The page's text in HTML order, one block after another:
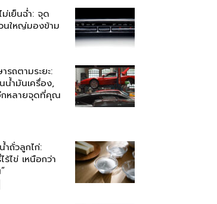
เย็นฉ่ำ: จุด
นใหญ่มองข้าม
รถตามระยะ:
น้ำมันเครื่อง,
กหลายจุดที่คุณ
ถั่วลูกไก่:
ร้ไข่ เหนือกว่า